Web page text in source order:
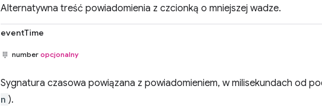
Alternatywna treść powiadomienia z czcionką o mniejszej wadze.
eventTime
number opcjonalny
Sygnatura czasowa powiązana z powiadomieniem, w milisekundach od
n ).